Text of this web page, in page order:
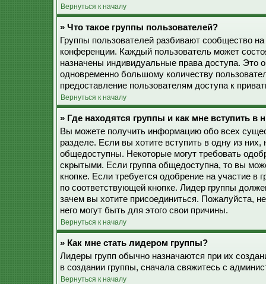
Вернуться к началу
» Что такое группы пользователей?
Группы пользователей разбивают сообщество
конференции. Каждый пользователь может
назначены индивидуальные права доступа. Это
одновременно большому количеству
предоставление пользователям доступа к
Вернуться к началу
» Где находятся группы и как мне вступить в
Вы можете получить информацию обо всех
разделе. Если вы хотите вступить в одну из
общедоступны. Некоторые могут требовать
скрытыми. Если группа общедоступна, то вы
кнопке. Если требуется одобрение на участие в
по соответствующей кнопке. Лидер группы
зачем вы хотите присоединиться. Пожалуйста,
него могут быть для этого свои причины.
Вернуться к началу
» Как мне стать лидером группы?
Лидеры групп обычно назначаются при их
в создании группы, сначала свяжитесь с
Вернуться к началу